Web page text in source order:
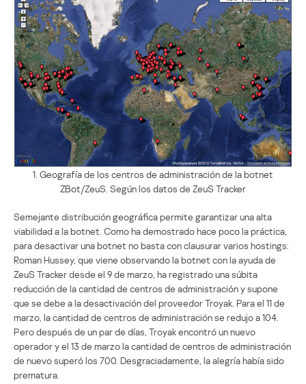
1. Geografía de los centros de administración de la botnet
ZBot/ZeuS. Según los datos de ZeuS Tracker
Semejante distribución geográfica permite garantizar una alta
viabilidad a la botnet. Como ha demostrado hace poco la práctica,
para desactivar una botnet no basta con clausurar varios hostings:
Roman Hussey, que viene observando la botnet con la ayuda de
ZeuS Tracker desde el 9 de marzo, ha registrado una súbita
reducción de la cantidad de centros de administración y supone
que se debe a la desactivación del proveedor Troyak. Para el 11 de
marzo, la cantidad de centros de administración se redujo a 104.
Pero después de un par de días, Troyak encontró un nuevo
operador y el 13 de marzo la cantidad de centros de administración
de nuevo superó los 700. Desgraciadamente, la alegría había sido
prematura.